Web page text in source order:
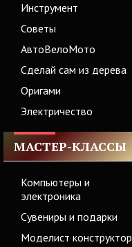
Инструмент
Советы
АвтоВелоМото
Сделай сам из дерева
Оригами
Электричество
МАСТЕР-КЛАССЫ
Компьютеры и
электроника
Сувениры и подарки
Моделист конструктор